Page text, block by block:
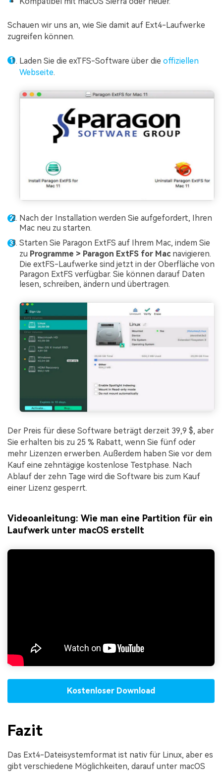
Schauen wir uns an, wie Sie damit auf Ext4-Laufwerke
zugreifen können.
Laden Sie die exTFS-Software über die offiziellen
Webseite.
Nach der Installation werden Sie aufgefordert, Ihren
Mac neu zu starten.
Starten Sie Paragon ExtFS auf Ihrem Mac, indem Sie
zu Programme > Paragon ExtFS for Macnavigieren.
Die extFS-Laufwerke sind jetzt in der Oberfläche von
Paragon ExtFS verfügbar. Sie können darauf Daten
lesen, schreiben, ändern und übertragen.
Der Preis für diese Software beträgt derzeit 39,9 $, aber
Sie erhalten bis zu 25 % Rabatt, wenn Sie fünf oder
mehr Lizenzen erwerben. Außerdem haben Sie vor dem
Kauf eine zehntägige kostenlose Testphase. Nach
Ablauf der zehn Tage wird die Software bis zum Kauf
einer Lizenz gesperrt.
Videoanleitung: Wie man eine Partition für ein
Laufwerk unter macOS erstellt
Kostenloser Download
Fazit
Das Ext4-Dateisystemformat ist nativ für Linux, aber es
gibt verschiedene Möglichkeiten, darauf unter macOS